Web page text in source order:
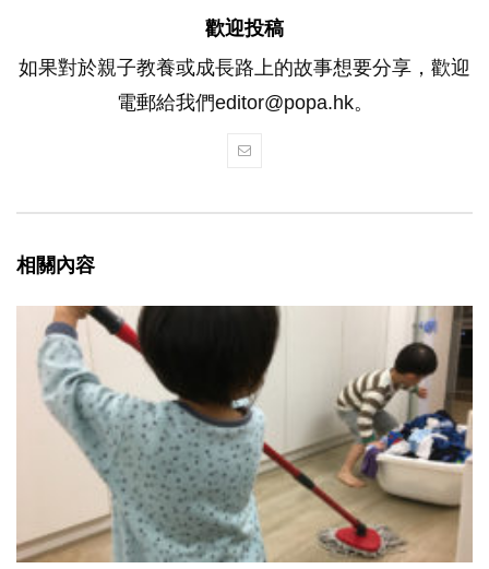
歡迎投稿
如果對於親子教養或成長路上的故事想要分享，歡迎
電郵給我們editor@popa.hk。
相關內容